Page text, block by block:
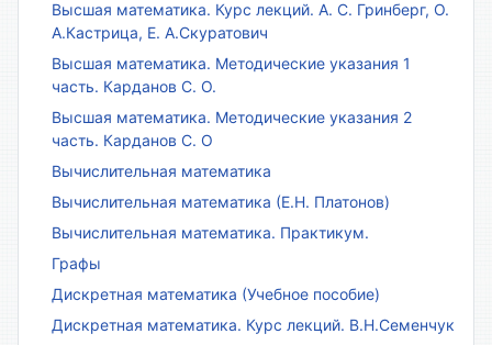
Высшая математика. Курс лекций. А. С. Гринберг, О.
А.Кастрица, Е. А.Скуратович
Высшая математика. Методические указания 1
часть. Карданов С. О.
Высшая математика. Методические указания 2
часть. Карданов С. О
Вычислительная математика
Вычислительная математика (Е.Н. Платонов)
Вычислительная математика. Практикум.
Графы
Дискретная математика (Учебное пособие)
Дискретная математика. Курс лекций. В.Н.Семенчук